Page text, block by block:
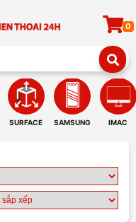
0
SURFACE SAMSUNG IMAC